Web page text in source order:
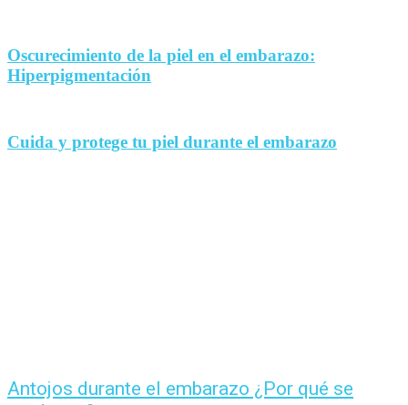
Oscurecimiento de la piel en el embarazo:
Hiperpigmentación
Cuida y protege tu piel durante el embarazo
Antojos durante el embarazo ¿Por qué se